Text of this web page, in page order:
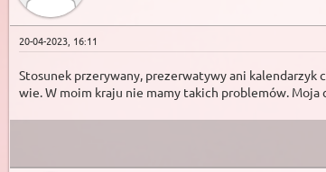
20-04-2023, 16:11
Stosunek przerywany, prezerwatywy ani
wie. W moim kraju nie mamy takich problemów.